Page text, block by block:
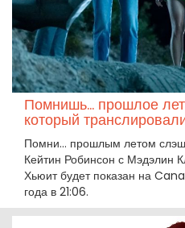
Помнишь… прошлое
который
Помни… прошлым летом
Кейтин Робинсон с Мэдэлин
Хьюит будет показан на
года в 21:06.